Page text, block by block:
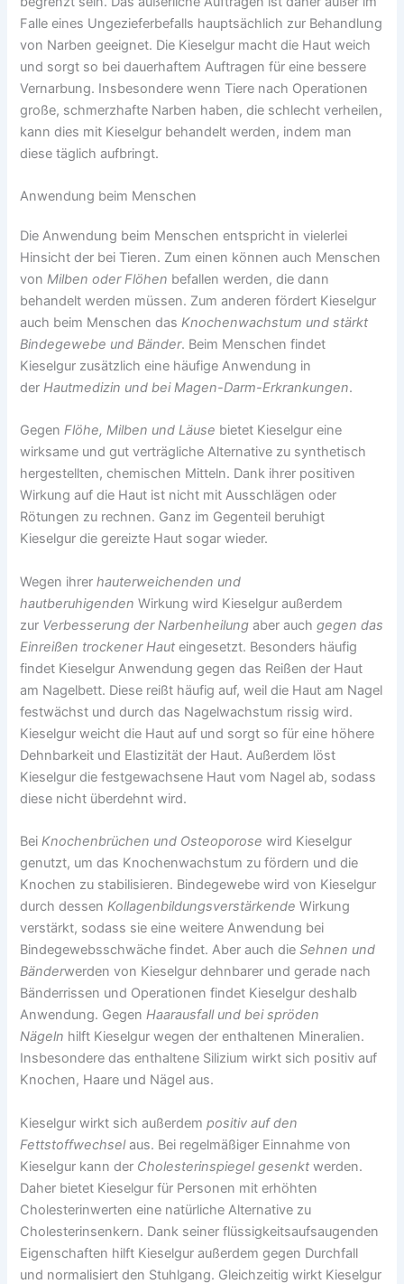
Falle eines Ungezieferbefalls hauptsächlich zur Behandlung
von Narben geeignet. Die Kieselgur macht die Haut weich
und sorgt so bei dauerhaftem Auftragen für eine bessere
Vernarbung. Insbesondere wenn Tiere nach Operationen
große, schmerzhafte Narben haben, die schlecht verheilen,
kann dies mit Kieselgur behandelt werden, indem man
diese täglich aufbringt.
Anwendung beim Menschen
Die Anwendung beim Menschen entspricht in vielerlei
Hinsicht der bei Tieren. Zum einen können auch Menschen
vonMilben oder Flöhen befallen werden, die dann
behandelt werden müssen. Zum anderen fördert Kieselgur
auch beim Menschen dasKnochenwachstum und stärkt
Bindegewebe und Bänder. Beim Menschen findet
Kieselgur zusätzlich eine häufige Anwendung in
derHautmedizin und bei Magen-Darm-Erkrankungen.
GegenFlöhe, Milben und Läuse bietet Kieselgur eine
wirksame und gut verträgliche Alternative zu synthetisch
hergestellten, chemischen Mitteln. Dank ihrer positiven
Wirkung auf die Haut ist nicht mit Ausschlägen oder
Rötungen zu rechnen. Ganz im Gegenteil beruhigt
Kieselgur die gereizte Haut sogar wieder.
Wegen ihrerhauterweichenden und
hautberuhigenden Wirkung wird Kieselgur außerdem
zur Verbesserung der Narbenheilung aber auchgegen das
Einreißen trockener Haut eingesetzt. Besonders häufig
findet Kieselgur Anwendung gegen das Reißen der Haut
am Nagelbett. Diese reißt häufig auf, weil die Haut am Nagel
festwächst und durch das Nagelwachstum rissig wird.
Kieselgur weicht die Haut auf und sorgt so für eine höhere
Dehnbarkeit und Elastizität der Haut. Außerdem löst
Kieselgur die festgewachsene Haut vom Nagel ab, sodass
diese nicht überdehnt wird.
BeiKnochenbrüchen und Osteoporose wird Kieselgur
genutzt, um das Knochenwachstum zu fördern und die
Knochen zu stabilisieren. Bindegewebe wird von Kieselgur
durch dessenKollagenbildungsverstärkende Wirkung
verstärkt, sodass sie eine weitere Anwendung bei
Bindegewebsschwäche findet. Aber auch dieSehnen und
Bänderwerden von Kieselgur dehnbarer und gerade nach
Bänderrissen und Operationen findet Kieselgur deshalb
Anwendung. GegenHaarausfall und bei spröden
Nägeln hilft Kieselgur wegen der enthaltenen Mineralien.
Insbesondere das enthaltene Silizium wirkt sich positiv auf
Knochen, Haare und Nägel aus.
Kieselgur wirkt sich außerdempositiv auf den
Fettstoffwechselaus. Bei regelmäßiger Einnahme von
Kieselgur kann der Cholesterinspiegel gesenkt werden.
Daher bietet Kieselgur für Personen mit erhöhten
Cholesterinwerten eine natürliche Alternative zu
Cholesterinsenkern. Dank seiner flüssigkeitsaufsaugenden
Eigenschaften hilft Kieselgur außerdem gegen Durchfall
und normalisiert den Stuhlgang. Gleichzeitig wirkt Kieselgur